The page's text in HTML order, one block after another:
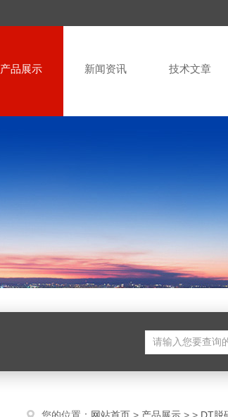
产品展示 新闻资讯 技术文章